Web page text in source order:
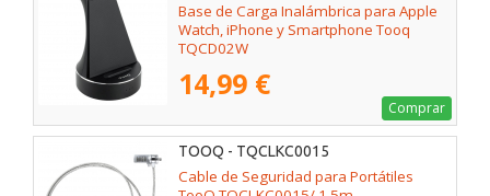
Base de Carga Inalámbrica para Apple
Watch, iPhone y Smartphone Tooq
TQCD02W
14,99 €
Comprar
TOOQ - TQCLKC0015
Cable de Seguridad para Portátiles